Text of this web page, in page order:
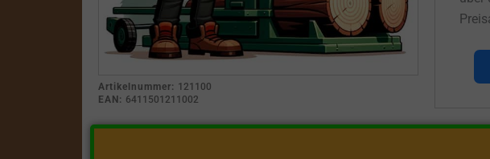
Artikelnummer: 121100
EAN: 6411501211002